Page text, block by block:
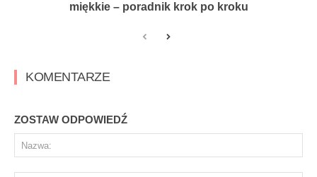
miękkie – poradnik krok po kroku
KOMENTARZE
ZOSTAW ODPOWIEDŹ